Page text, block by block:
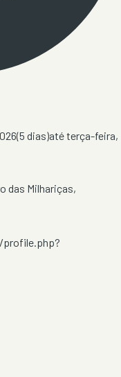
(5 dias)atéterça-feira,
das Milhariças,